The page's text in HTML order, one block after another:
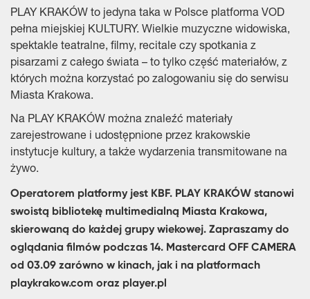
PLAY KRAKÓW to jedyna taka w Polsce platforma VOD
pełna miejskiej KULTURY. Wielkie muzyczne widowiska,
spektakle teatralne, filmy, recitale czy spotkania z
pisarzami z całego świata – to tylko część materiałów, z
których można korzystać po zalogowaniu się do serwisu
Miasta Krakowa.
Na PLAY KRAKÓW można znaleźć materiały
zarejestrowane i udostępnione przez krakowskie
instytucje kultury, a także wydarzenia transmitowane na
żywo.
Operatorem platformy jest KBF. PLAY KRAKÓW stanowi
swoistą bibliotekę multimedialną Miasta Krakowa,
skierowaną do każdej grupy wiekowej. Zapraszamy do
oglądania filmów podczas 14. Mastercard OFF CAMERA
od 03.09 zarówno w kinach, jak i na platformach
playkrakow.com oraz player.pl